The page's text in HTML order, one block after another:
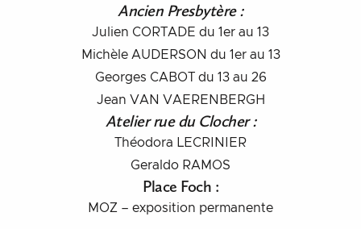
Ancien Presbytère :
Julien CORTADE du 1er au 13
Michèle AUDERSON du 1er au 13
Georges CABOT du 13 au 26
Jean VAN VAERENBERGH
Atelier rue du Clocher :
Théodora LECRINIER
Geraldo RAMOS
Place Foch :
MOZ – exposition permanente